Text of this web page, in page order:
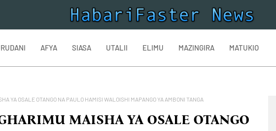
AFYA SIASA UTALII ELIMU MAZINGIRA MATUKIO
YA OSALE OTANGO NA PAULO HAMISI WALOISHI MAPANGO YA AMBONI TANGA
MAISHA YA OSALE OTANGO